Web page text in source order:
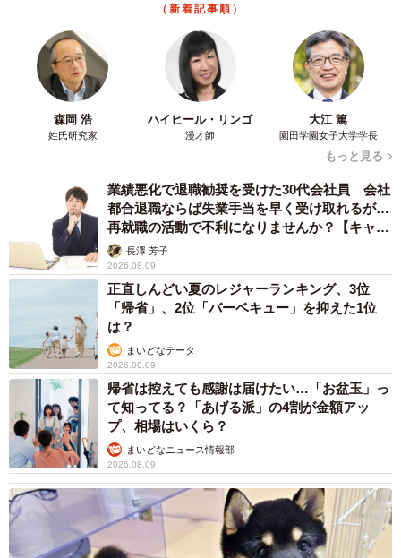
（新着記事順）
森岡 浩
姓氏研究家
ハイヒール・リンゴ
漫才師
大江 篤
園田学園女子大学学長
もっと見る
業績悪化で退職勧奨を受けた30代会社員 会社
都合退職ならば失業手当を早く受け取れるが…
再就職の活動で不利になりませんか？【キャリ
アカウンセラーが解説】
長澤 芳子
2026.08.09
正直しんどい夏のレジャーランキング、3位
「帰省」、2位「バーベキュー」を抑えた1位
は？
まいどなデータ
2026.08.09
帰省は控えても感謝は届けたい…「お盆玉」っ
て知ってる？「あげる派」の4割が金額アッ
プ、相場はいくら？
まいどなニュース情報部
2026.08.09